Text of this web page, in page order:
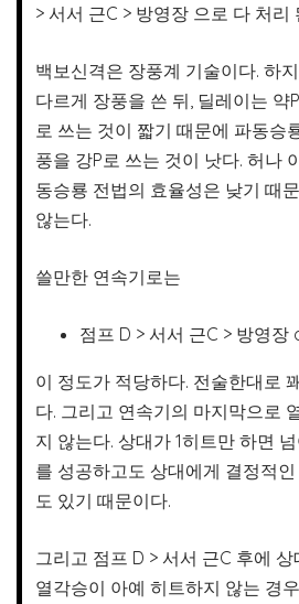
> 서서 근C > 방영장 으로 다 처리
백보신격은 장풍계 기술이다. 하
다르게 장풍을 쓴 뒤, 딜레이는 약
로 쓰는 것이 짧기 때문에 파동승
풍을 강P로 쓰는 것이 낫다. 허나
동승룡 전법의 효율성은 낮기 때
않는다.
쓸만한 연속기로는
점프 D > 서서 근C > 방영장
이 정도가 적당하다. 전술한대로
다. 그리고 연속기의 마지막으로
지 않는다. 상대가 1히트만 하면
를 성공하고도 상대에게 결정적
도 있기 때문이다.
그리고 점프 D > 서서 근C 후에
열각승이 아예 히트하지 않는 경